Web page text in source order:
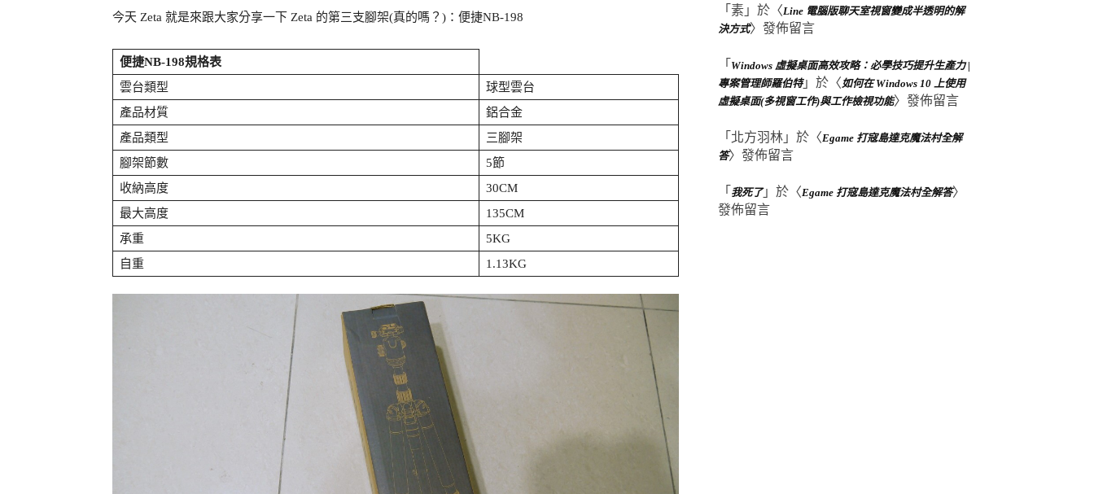
今天 Zeta 就是來跟大家分享一下 Zeta 的第三支腳架(真的嗎？)：便捷NB-198
便捷NB-198規格表
雲台類型
球型雲台
產品材質
鋁合金
產品類型
三腳架
腳架節數
5節
收納高度
30CM
最大高度
135CM
承重
5KG
自重
1.13KG
「 素 」於〈Line 電腦版聊天室視窗變成半透明的解
決方式〉發佈留言
「 Windows 虛擬桌面高效攻略：必學技巧提升生產力 |
專案管理師羅伯特」於〈 如何在 Windows 10 上使用
虛擬桌面(多視窗工作)與工作檢視功能〉發佈留言
「 北方羽林 」於〈Egame 打寇島達克魔法村全解
答〉發佈留言
「 我死了」於〈Egame 打寇島達克魔法村全解答〉
發佈留言